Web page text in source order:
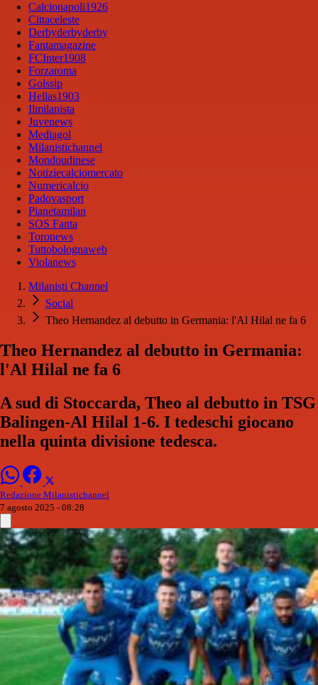
Calcionapoli1926
Cittaceleste
Derbyderbyderby
Fantamagazine
FCInter1908
Forzaroma
Golssip
Hellas1903
Ilmilanista
Juvenews
Mediagol
Milanistichannel
Mondoudinese
Notiziecalciomercato
Numericalcio
Padovasport
Pianetamilan
SOS Fanta
Toronews
Tuttobolognaweb
Violanews
Milanisti Channel
Social
Theo Hernandez al debutto in Germania: l'Al Hilal ne fa 6
Theo Hernandez al debutto in Germania:
l'Al Hilal ne fa 6
A sud di Stoccarda, Theo al debutto in TSG
Balingen-Al Hilal 1-6. I tedeschi giocano
nella quinta divisione tedesca.
Redazione Milanistichannel
7 agosto 2025 - 08:28